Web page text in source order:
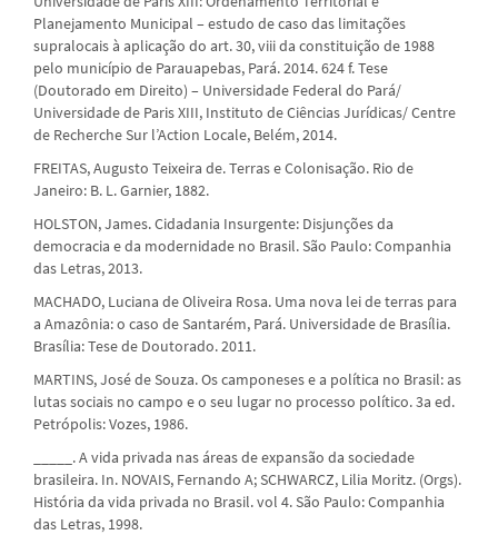
Planejamento Municipal – estudo de caso das limitações
supralocais à aplicação do art. 30, viii da constituição de 1988
pelo município de Parauapebas, Pará. 2014. 624 f. Tese
(Doutorado em Direito) – Universidade Federal do Pará/
Universidade de Paris XIII, Instituto de Ciências Jurídicas/ Centre
de Recherche Sur l’Action Locale, Belém, 2014.
FREITAS, Augusto Teixeira de. Terras e Colonisação. Rio de
Janeiro: B. L. Garnier, 1882.
HOLSTON, James. Cidadania Insurgente: Disjunções da
democracia e da modernidade no Brasil. São Paulo: Companhia
das Letras, 2013.
MACHADO, Luciana de Oliveira Rosa. Uma nova lei de terras para
a Amazônia: o caso de Santarém, Pará. Universidade de Brasília.
Brasília: Tese de Doutorado. 2011.
MARTINS, José de Souza. Os camponeses e a política no Brasil: as
lutas sociais no campo e o seu lugar no processo político. 3a ed.
Petrópolis: Vozes, 1986.
_____. A vida privada nas áreas de expansão da sociedade
brasileira. In. NOVAIS, Fernando A; SCHWARCZ, Lilia Moritz. (Orgs).
História da vida privada no Brasil. vol 4. São Paulo: Companhia
das Letras, 1998.